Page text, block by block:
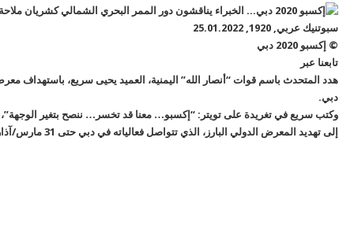
© إكسبو 2020 دبي
تابعنا عبر
دبي.
وكتب سريع في تغريدة على تويتر: “إكسبو… معنا قد تخسر… ننصح بتغير
إلى تهديد المعرض الدولي البارز، الذي تتواصل فعالياته في دبي حتى 31 مارس/آذار المقبل.